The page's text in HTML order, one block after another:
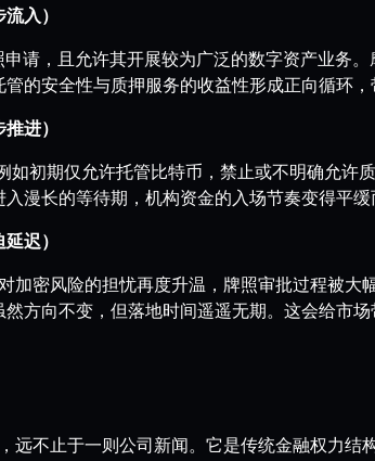
入）
请，且允许其开展较为广泛的数字资产业
的安全性与质押服务的收益性形成正向循环
进）
如初期仅允许托管比特币，禁止或不明确允
漫长的等待期，机构资金的入场节奏变得平缓
迟）
加密风险的担忧再度升温，牌照审批过程被
方向不变，但落地时间遥遥无期。这会给市
远不止于一则公司新闻。它是传统金融权力